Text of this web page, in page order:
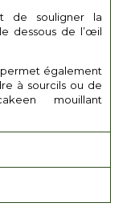
de souligner la
dessous de l’œil
permet également
à sourcils ou de
mouillant